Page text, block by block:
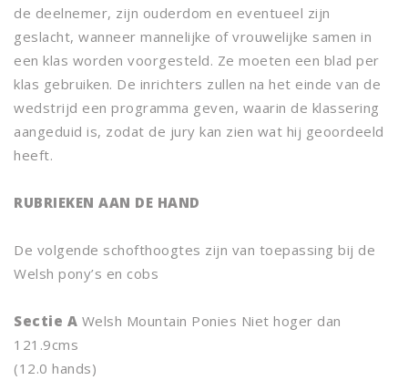
de deelnemer, zijn ouderdom en eventueel zijn
geslacht, wanneer mannelijke of vrouwelijke samen in
een klas worden voorgesteld. Ze moeten een blad per
klas gebruiken. De inrichters zullen na het einde van de
wedstrijd een programma geven, waarin de klassering
aangeduid is, zodat de jury kan zien wat hij geoordeeld
heeft.
RUBRIEKEN AAN DE HAND
De volgende schofthoogtes zijn van toepassing bij de
Welsh pony’s en cobs
Sectie A Welsh Mountain Ponies Niet hoger dan
121.9cms
(12.0 hands)